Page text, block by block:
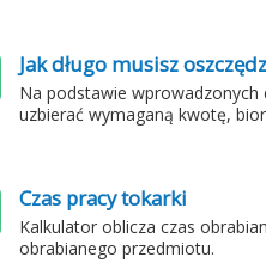
Jak długo musisz
Na podstawie wprowadzonych
uzbierać wymaganą kwotę,
Czas pracy tokarki
Kalkulator oblicza czas
obrabianego przedmiotu.